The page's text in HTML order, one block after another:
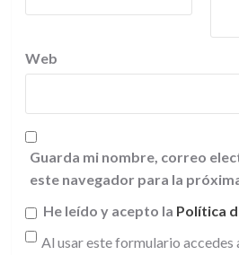
Web
Guarda mi nombre, correo
este navegador para la
He leído y acepto la Política
Al usar este formulario accedes